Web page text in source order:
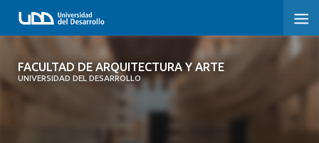
FACULTAD DE ARQUITECTURA Y ARTE
UNIVERSIDAD DEL DESARROLLO
FACULTAD DE ARQUITECTURA Y ARTE